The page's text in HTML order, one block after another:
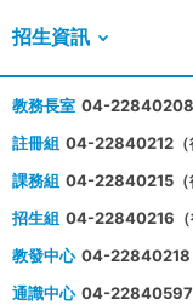
招生資訊
教務長室 04-22840208
註冊組 04-22840212（
課務組 04-22840215（
招生組 04-22840216（
教發中心 04-22840218
通識中心 04-22840597